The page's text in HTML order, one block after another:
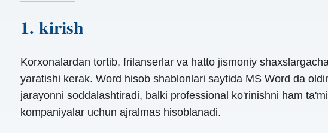
1. kirish
Korxonalardan tortib, frilanserlar va hatto jismoniy
yaratishi kerak. Word hisob shablonlari saytida MS Word da
jarayonni soddalashtiradi, balki professional ko'rinishni ham
kompaniyalar uchun ajralmas hisoblanadi.